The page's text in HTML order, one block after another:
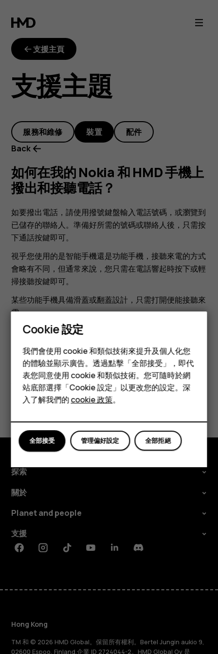
如
何
在
我
的
Nokia
和
HMD
手
機
上
撥
出
和
接
聽
電
話？
智慧型手機
功能型手機
配件
平板電腦
支援主頁
支援主題
服務和維修 裝置
配件
Back
如何在我的 Nokia 和 HMD 手機上
撥出和接聽電話？
如要撥出電話，請使用撥號鍵盤輸入電話號碼，或瀏覽到
已儲存的聯絡人。準備好所需的號碼或聯絡人後，只需按
下通話按鍵即可。
視乎您使用的是智能手機還是功能手機，接聽來電的方式
會略有不同，但通常來說，您只需在電話響起時按下或輕
掃接聽按鍵即可。
某些功能手機具備滑蓋或翻蓋設計，只需打開便能接聽來
電。
您認為這有幫助嗎？
是 否
探索
關於
Planet and people
支援
FacebookInstagramTiktokYoutubeLinkedinDiscord
Hong Kong
TM 和 © 2026 HMD Global。保留所有權利。Bertel Jungin aukio 9,
02600 Espoo, Finland.企業 ID 2724044-2。HMD Global Oy 是
Cookie 設定
我們會使用 cookie 和類似技術來提升及個人化您
的體驗並顯示廣告。透過點擊「全部接受」，即代
表您同意使用 cookie 和類似技術。您可隨時於網
站底部選擇「Cookie 設定」以更改您的設定。深
入了解我們的cookie 政策。
全部拒絕
管理偏好設定
全部接受